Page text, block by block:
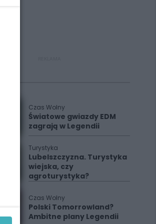
Czas Wolny
Światowe gwiazdy EDM
zagrają w Legendii
Turystyka
Lubelszczyzna. Turystyka
wiejska, czy
agroturystyka?
Czas Wolny
Polski Tomorrowland?
Ambitne plany Legendii